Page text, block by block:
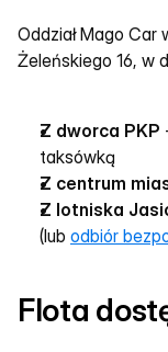
Oddział Mago Car
Żeleńskiego 16, w
Z dworca PKP
taksówką
Z centrum
Z lotniska
(lub odbiór
Flota